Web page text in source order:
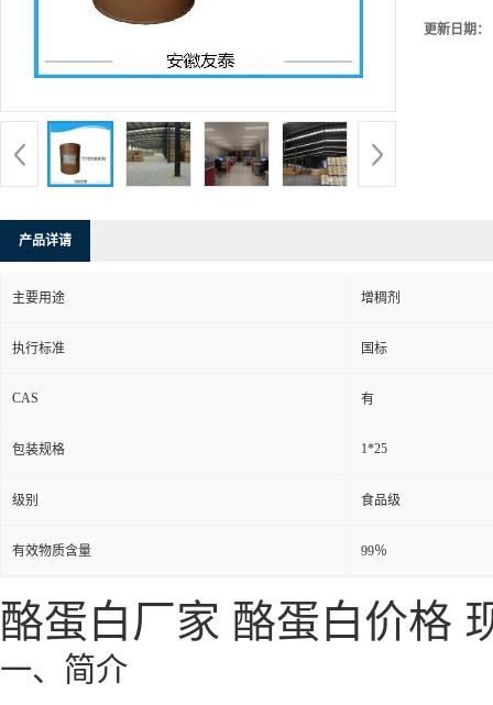
更新日期：
产品详请
主要用途 增稠剂
执行标准 国标
CAS 有
包装规格 1*25
级别 食品级
有效物质含量 99％
酪蛋白厂家 酪蛋白价格
一、简介